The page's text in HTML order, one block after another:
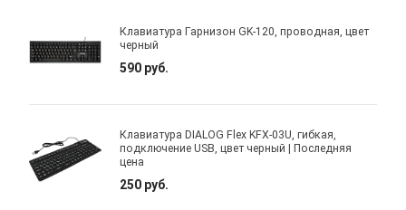
Клавиатура Гарнизон GK-120, проводная, цвет
черный
590 руб.
Клавиатура DIALOG Flex KFX-03U, гибкая,
подключение USB, цвет черный | Последняя
цена
250 руб.